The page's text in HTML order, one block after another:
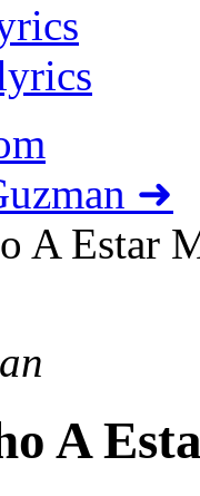
➜
A Estar
A